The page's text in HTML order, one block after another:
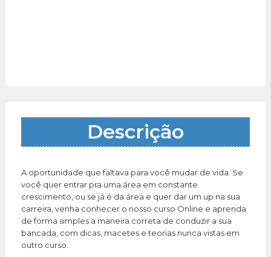
Descrição
A oportunidade que faltava para você mudar de vida. Se
você quer entrar pra uma área em constante
crescimento, ou se já é da área e quer dar um up na sua
carreira, venha conhecer o nosso curso Online e aprenda
de forma simples a maneira correta de conduzir a sua
bancada, com dicas, macetes e teorias nunca vistas em
outro curso.